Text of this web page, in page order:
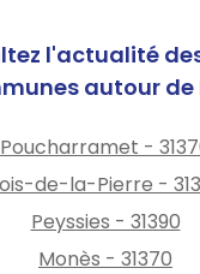
l'actualité
autour de
Poucharramet -
de-la-Pierre -
Peyssies - 31390
Monès - 31370